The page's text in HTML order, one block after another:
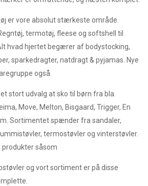
er vore absolut stærkeste område.
termotøj, fleese og softshell til
hvad hjertet begærer af bodystocking,
sparkedragter, natdragt & pyjamas. Nye
også.
stort udvalg at sko til børn fra bla.
Move, Melton, Bisgaard, Trigger, En
Sortimentet spænder fra sandaler,
termostøvler og vinterstøvler.
produkter såsom
og vort sortiment er på disse